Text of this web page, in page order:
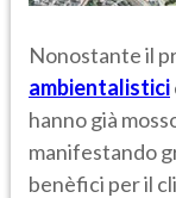
Nonostante il
ambientalistici
hanno già
manifestando
benèfici per il